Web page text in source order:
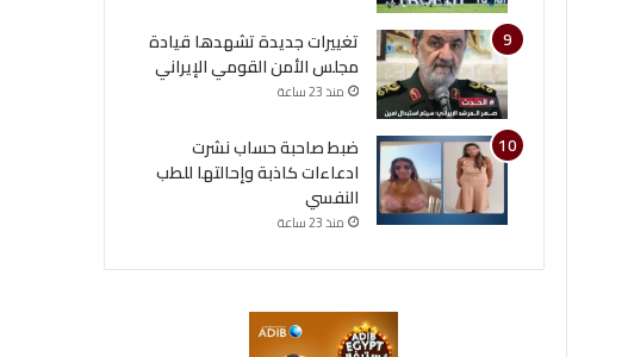
تغييرات جديدة تشهدها قيادة
مجلس الأمن القومي الإيراني
منذ 23 ساعة
ضبط صاحبة حساب نشرت
ادعاءات كاذبة وإحالتها للطب
النفسي
منذ 23 ساعة